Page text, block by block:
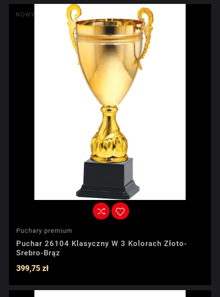
NOWY
Puchary premium
Puchar 26104 Klasyczny W 3 Kolorach Złoto-
Srebro-Brąz
399,75 zł